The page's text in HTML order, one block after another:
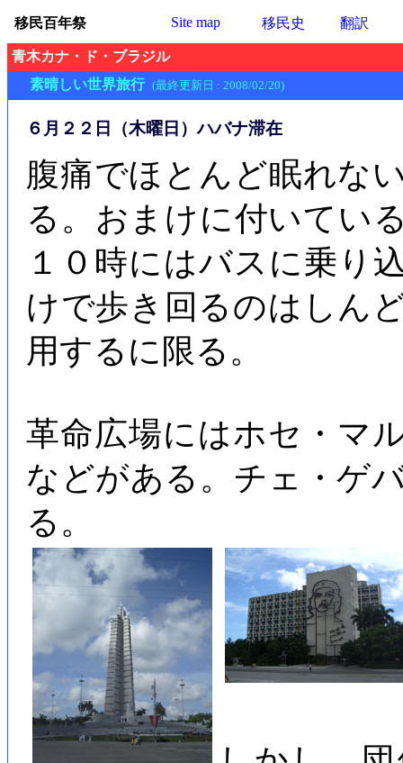
移民百年祭 Site map 移民史 翻訳
青木カナ・ド・ブラジル
素晴しい世界旅行 (最終更新日 : 2008/02/20)
６月２２日（木曜日）ハバナ滞在
腹痛でほとんど眠れな
る。おまけに付いてい
１０時にはバスに乗り
けで歩き回るのはしん
用するに限る。
革命広場にはホセ・マ
などがある。チェ・ゲ
る。